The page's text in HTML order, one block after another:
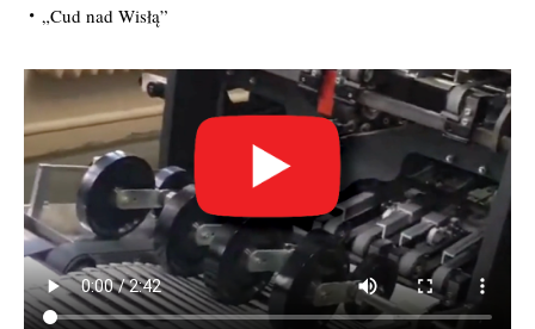
„Cud nad Wisłą”